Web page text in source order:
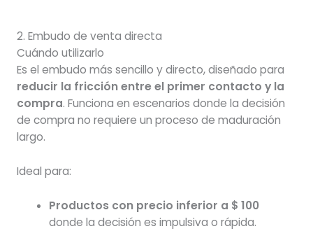
2. Embudo de venta directa
Cuándo utilizarlo
Es el embudo más sencillo y directo, diseñado para
reducir la fricción entre el primer contacto y la
compra. Funciona en escenarios donde la decisión
de compra no requiere un proceso de maduración
largo.
Ideal para:
Productos con precio inferior a $ 100
donde la decisión es impulsiva o rápida.